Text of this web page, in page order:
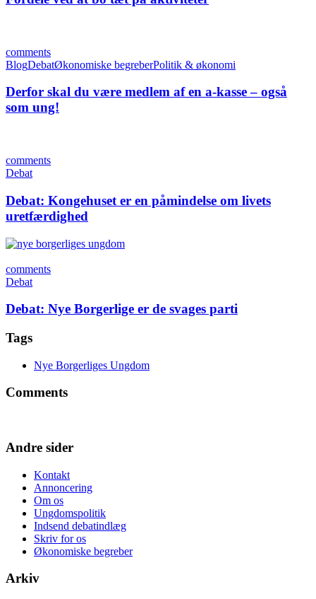
comments
BlogDebatØkonomiske begreberPolitik & økonomi
Derfor skal du være medlem af en a-kasse – også
som ung!
comments
Debat
Debat: Kongehuset er en påmindelse om livets
uretfærdighed
comments
Debat
Debat: Nye Borgerlige er de svages parti
Tags
Nye Borgerliges Ungdom
Comments
Andre sider
Kontakt
Annoncering
Om os
Ungdomspolitik
Indsend debatindlæg
Skriv for os
Økonomiske begreber
Arkiv